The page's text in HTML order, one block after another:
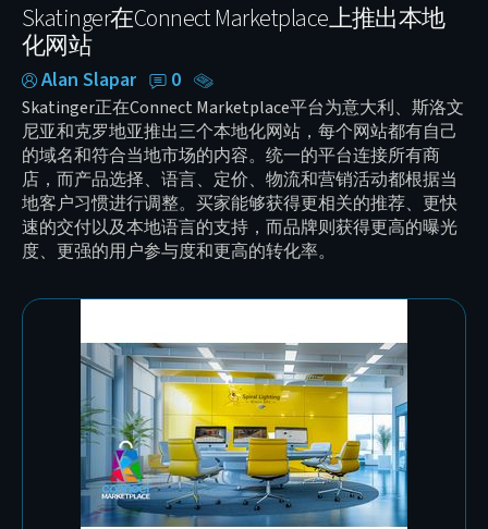
Skatinger在Connect Marketplace上推出本地
化网站
Alan Slapar 0
Skatinger正在Connect Marketplace平台为意大利、斯洛文
尼亚和克罗地亚推出三个本地化网站，每个网站都有自己
的域名和符合当地市场的内容。统一的平台连接所有商
店，而产品选择、语言、定价、物流和营销活动都根据当
地客户习惯进行调整。买家能够获得更相关的推荐、更快
速的交付以及本地语言的支持，而品牌则获得更高的曝光
度、更强的用户参与度和更高的转化率。